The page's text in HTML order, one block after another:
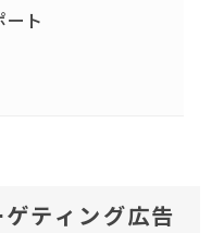
ート
ゲティング広告